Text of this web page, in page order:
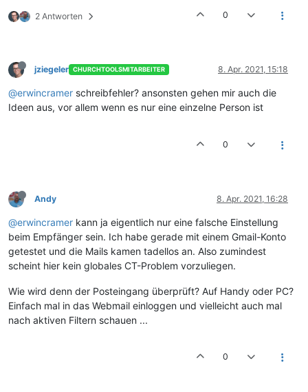
2 Antworten 0
jziegeler CHURCHTOOLSMITARBEITER 8. Apr. 2021, 15:18
@erwincramer schreibfehler? ansonsten gehen mir auch die
Ideen aus, vor allem wenn es nur eine einzelne Person ist
0
Andy 8. Apr. 2021, 16:28
@erwincramer kann ja eigentlich nur eine falsche Einstellung
beim Empfänger sein. Ich habe gerade mit einem Gmail-Konto
getestet und die Mails kamen tadellos an. Also zumindest
scheint hier kein globales CT-Problem vorzuliegen.
Wie wird denn der Posteingang überprüft? Auf Handy oder PC?
Einfach mal in das Webmail einloggen und vielleicht auch mal
nach aktiven Filtern schauen ...
0